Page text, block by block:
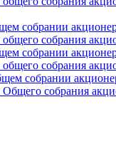
собрании
собрания
собрании
собрания
собрании
собрания